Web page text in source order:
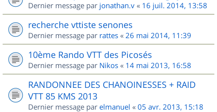
Dernier message par jonathan.v « 16 juil. 2014, 13:58
recherche vttiste senones
Dernier message par rattes « 26 mai 2014, 11:39
10ème Rando VTT des Picosés
Dernier message par Nikos « 14 mai 2013, 16:58
RANDONNEE DES CHANOINESSES + RAID
VTT 85 KMS 2013
Dernier message par elmanuel « 05 avr. 2013, 15:18